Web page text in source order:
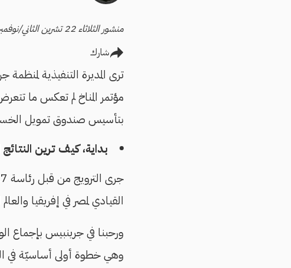
منشور الثلاثاء 22 تشرين الثاني/نوفمبر 2022 - آخر تحديث الثلاثاء 22 تشرين الثاني/نوفمبر 2022
شارك
ترى المديرة التنفيذية
مؤتمر المناخ لم تعكس ما
بتأسيس صندوق تمويل
بداية، كيف ترين
القيادي لمصر في إفريقيا
ورحبنا في جرينبيس بإجماع
وهي خطوة أولى أساسيّة في